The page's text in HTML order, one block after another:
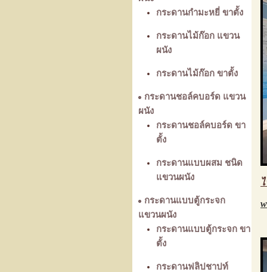
กระดานกำมะหยี่ ขาตั้ง
กระดานไม้ก๊อก แขวน
ผนัง
กระดานไม้ก๊อก ขาตั้ง
กระดานชอล์คบอร์ด แขวน
ผนัง
กระดานชอล์คบอร์ด ขา
ตั้ง
กระดานแบบผสม ชนิด
แขวนผนัง
กระดานแบบตู้กระจก
แขวนผนัง
กระดานแบบตู้กระจก ขา
ตั้ง
กระดานฟลิปชาปท์